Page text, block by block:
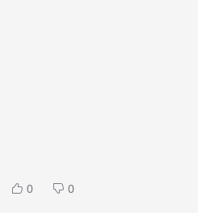
0 0